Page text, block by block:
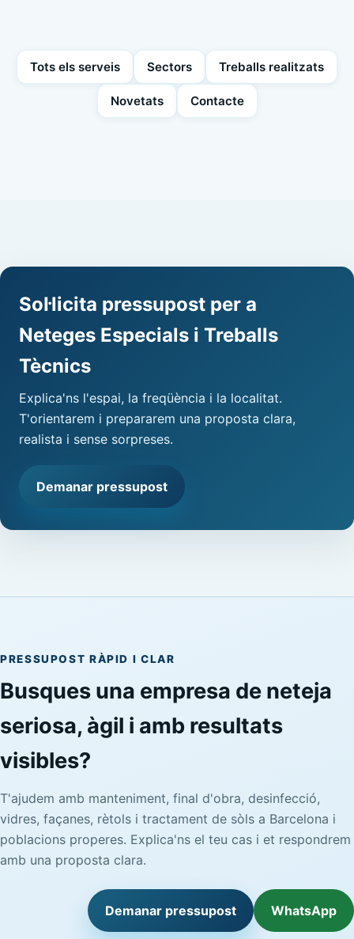
Tots els serveis Sectors Treballs realitzats
Novetats Contacte
Sol·licita pressupost per a
Neteges Especials i Treballs
Tècnics
Explica'ns l'espai, la freqüència i la localitat.
T'orientarem i prepararem una proposta clara,
realista i sense sorpreses.
Demanar pressupost
PRESSUPOST RÀPID I CLAR
Busques una empresa de neteja
seriosa, àgil i amb resultats
visibles?
T'ajudem amb manteniment, final d'obra, desinfecció,
vidres, façanes, rètols i tractament de sòls a Barcelona i
poblacions properes. Explica'ns el teu cas i et respondrem
amb una proposta clara.
Demanar pressupost WhatsApp